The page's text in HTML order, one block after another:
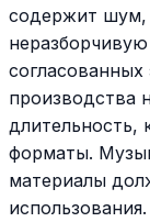
содержит шум,
производства
длительность,
форматы.
материалы